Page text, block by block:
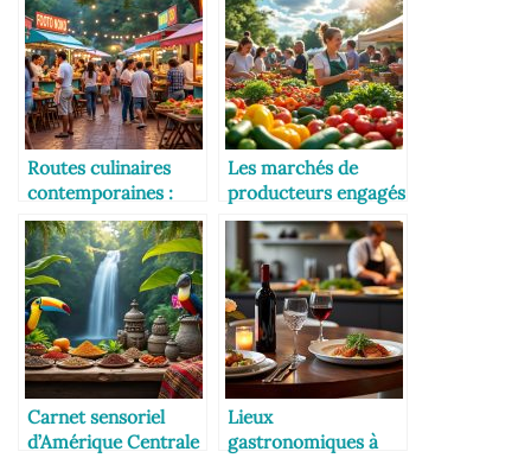
Routes culinaires
contemporaines :
festivals et
événements
Les marchés de
producteurs engagés
Carnet sensoriel
d’Amérique Centrale
Lieux
gastronomiques à